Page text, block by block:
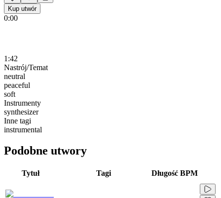
Kup utwór
0:00
1:42
Nastrój/Temat
neutral
peaceful
soft
Instrumenty
synthesizer
Inne tagi
instrumental
Podobne utwory
Tytuł Tagi Długość BPM